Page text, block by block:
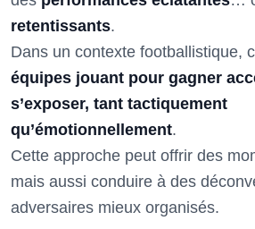
retentissants.
Dans un contexte footballistique,
équipes jouant pour gagner
s’exposer, tant tactiquement
qu’émotionnellement.
Cette approche peut offrir des
mais aussi conduire à des
adversaires mieux organisés.